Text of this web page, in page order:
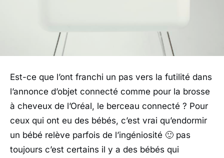
Est-ce que l’ont franchi un pas vers la futilité dans
l’annonce d’objet connecté comme pour la brosse
à cheveux de l’Oréal, le berceau connecté ? Pour
ceux qui ont eu des bébés, c’est vrai qu’endormir
un bébé relève parfois de l’ingéniosité 🙂 pas
toujours c’est certains il y a des bébés qui